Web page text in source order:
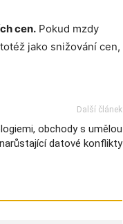
cen. Pokud mzdy
jako snižování cen,
Další článek
obchody s umělou
datové konflikty